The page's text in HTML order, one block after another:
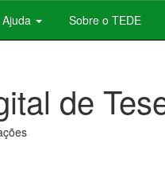
Ajuda Sobre o TEDE
de